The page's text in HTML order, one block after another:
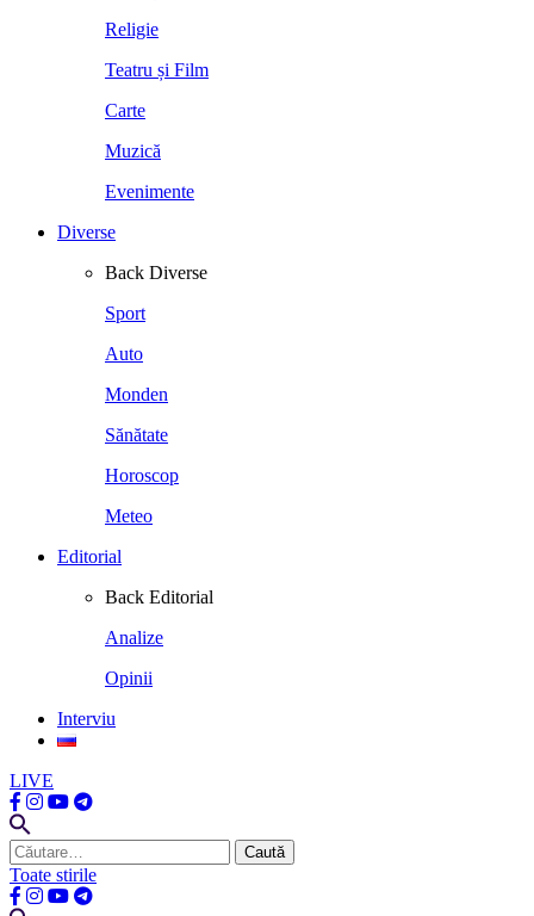
Religie
Teatru și Film
Carte
Muzică
Evenimente
Diverse
Back Diverse
Sport
Auto
Monden
Sănătate
Horoscop
Meteo
Editorial
Back Editorial
Analize
Opinii
Interviu
LIVE
Caută
după:
Toate stirile